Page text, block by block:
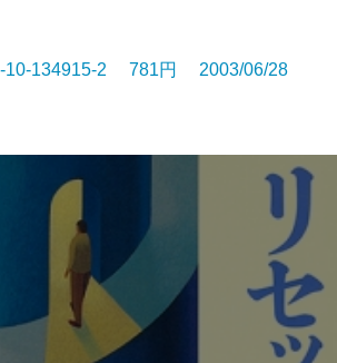
10-134915-2 781円 2003/06/28